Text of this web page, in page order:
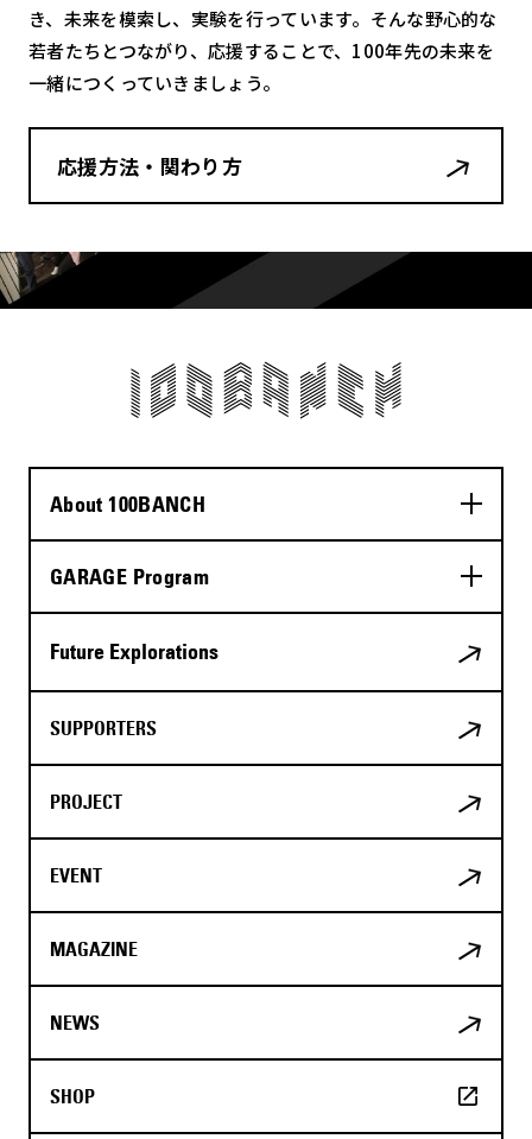
き、未来を模索し、実験を行っています。そんな野心的な
若者たちとつながり、応援することで、100年先の未来を
一緒につくっていきましょう。
応援方法・関わり方
About 100BANCH
GARAGE Program
Future Explorations
SUPPORTERS
PROJECT
EVENT
MAGAZINE
NEWS
SHOP